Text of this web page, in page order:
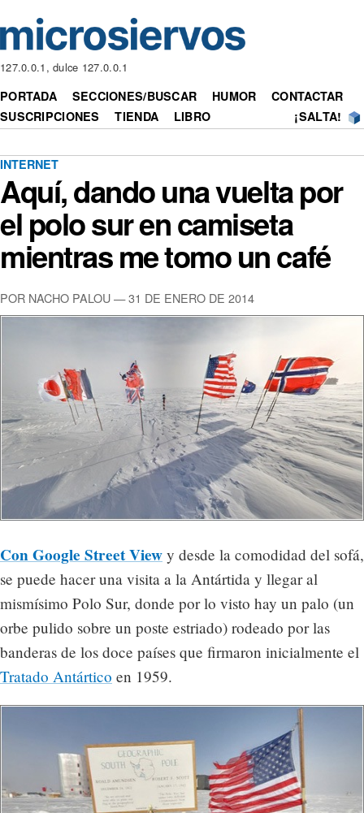
127.0.0.1, dulce 127.0.0.1
PORTADA SECCIONES/BUSCAR HUMOR
CONTACTAR
SUSCRIPCIONES
TIENDA LIBRO ¡SALTA!
INTERNET
Aquí, dando una vuelta por
el polo sur en camiseta
mientras me tomo un café
POR NACHO PALOU — 31 DE ENERO DE 2014
Con Google Street View y desde la comodidad del sofá,
se puede hacer una visita a la Antártida y llegar al
mismísimo Polo Sur, donde por lo visto hay un palo (un
orbe pulido sobre un poste estriado) rodeado por las
banderas de los doce países que firmaron inicialmente el
Tratado Antártico en 1959.